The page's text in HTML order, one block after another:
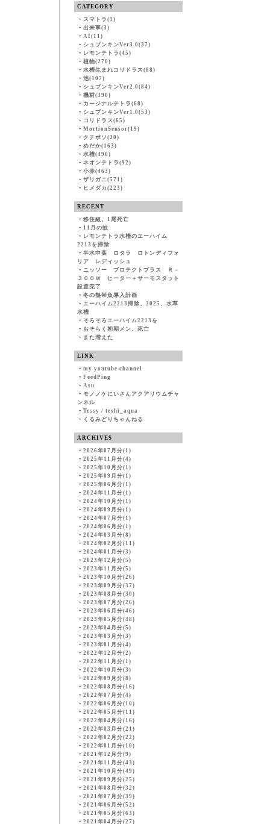
CATEGORY
・ スマトラ(1)
・ 出来事(3)
・ AI(11)
・ シュブンキンVer3.0(37)
・ レモンテトラ(45)
・ 植物(270)
・ 水槽生まれコリドラス(88)
・ 池(107)
・ シュブンキンVer2.0(84)
・ 機材(390)
・ カージナルテトラ(68)
・ シュブンキンVer1.0(53)
・ コリドラス(65)
・ MortionSensor(19)
・ クチボソ(20)
・ めだか(163)
・ 水槽(490)
・ ネオンテトラ(92)
・ 小赤(463)
・ ザリガニ(571)
・ ヒメダカ(223)
RECENT
・ 移住組、1尾死亡
・ 11月の蚊
・ レモンテトラ水槽のエーハイム
2213を掃除
・ 半水中葉 ロタラ ロトンディフォ
リア レディッシュ
・ ニッソー プロテクトプラス Ｒ－
３００Ｗ ヒーター＋サーモスタット
設置完了
・ 冬の熱帯魚導入計画
・ エーハイム2213掃除、2025、水草
水槽
・ そろそろエーハイム2213を
・ おそらく初期メン、死亡
・ また増えた
LINK
・ my youtube channel
・ FeedPing
・ Asu
・ モノノケにいさんアクアリウムチャ
ンネル
・ Tessy / teshi_aqua
・ くるみどりちゃんねる
ARCHIVES
・ 2026年07月分(1)
・ 2025年11月分(4)
・ 2025年10月分(1)
・ 2025年09月分(1)
・ 2025年06月分(1)
・ 2024年11月分(1)
・ 2024年10月分(1)
・ 2024年09月分(1)
・ 2024年07月分(1)
・ 2024年06月分(1)
・ 2024年03月分(8)
・ 2024年02月分(11)
・ 2024年01月分(3)
・ 2023年12月分(5)
・ 2023年11月分(5)
・ 2023年10月分(26)
・ 2023年09月分(37)
・ 2023年08月分(30)
・ 2023年07月分(26)
・ 2023年06月分(46)
・ 2023年05月分(48)
・ 2023年04月分(5)
・ 2023年03月分(3)
・ 2023年01月分(4)
・ 2022年12月分(2)
・ 2022年11月分(1)
・ 2022年10月分(3)
・ 2022年09月分(8)
・ 2022年08月分(16)
・ 2022年07月分(4)
・ 2022年06月分(10)
・ 2022年05月分(11)
・ 2022年04月分(16)
・ 2022年03月分(21)
・ 2022年02月分(22)
・ 2022年01月分(10)
・ 2021年12月分(9)
・ 2021年11月分(43)
・ 2021年10月分(49)
・ 2021年09月分(25)
・ 2021年08月分(32)
・ 2021年07月分(39)
・ 2021年06月分(52)
・ 2021年05月分(63)
・ 2021年04月分(27)